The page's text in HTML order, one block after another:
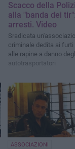
Scacco della
alla "banda dei
arresti. Video
Sradicata
criminale dedita ai furti
alle rapine a danno
autotrasportatori
ASSOCIAZIONI